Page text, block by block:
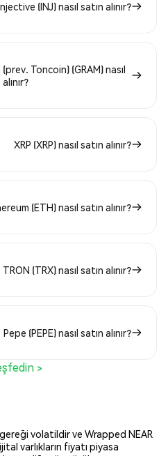
(INJ) nasıl satın alınır?
(prev. Toncoin) (GRAM) nasıl
XRP (XRP) nasıl satın alınır?
(ETH) nasıl satın alınır?
TRON (TRX) nasıl satın alınır?
Pepe (PEPE) nasıl satın alınır?
>
volatildir ve Wrapped NEAR
varlıkların fiyatı piyasa